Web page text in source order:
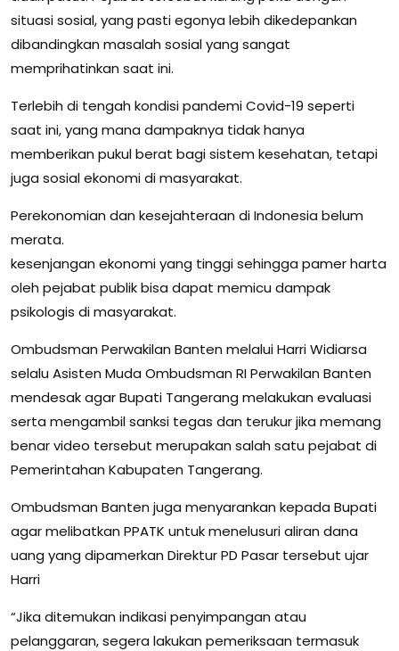
situasi sosial, yang pasti egonya lebih dikedepankan
dibandingkan masalah sosial yang sangat
memprihatinkan saat ini.
Terlebih di tengah kondisi pandemi Covid-19 seperti
saat ini, yang mana dampaknya tidak hanya
memberikan pukul berat bagi sistem kesehatan, tetapi
juga sosial ekonomi di masyarakat.
Perekonomian dan kesejahteraan di Indonesia belum
merata.
kesenjangan ekonomi yang tinggi sehingga pamer harta
oleh pejabat publik bisa dapat memicu dampak
psikologis di masyarakat.
Ombudsman Perwakilan Banten melalui Harri Widiarsa
selalu Asisten Muda Ombudsman RI Perwakilan Banten
mendesak agar Bupati Tangerang melakukan evaluasi
serta mengambil sanksi tegas dan terukur jika memang
benar video tersebut merupakan salah satu pejabat di
Pemerintahan Kabupaten Tangerang.
Ombudsman Banten juga menyarankan kepada Bupati
agar melibatkan PPATK untuk menelusuri aliran dana
uang yang dipamerkan Direktur PD Pasar tersebut ujar
Harri
“Jika ditemukan indikasi penyimpangan atau
pelanggaran, segera lakukan pemeriksaan termasuk